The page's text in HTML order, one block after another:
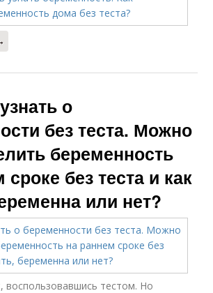
о
без теста. Можно
беременность
без теста и как
или нет?
тестом. Но